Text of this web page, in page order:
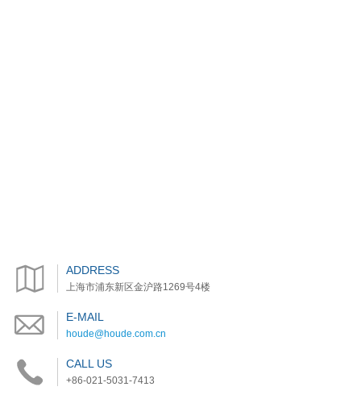
ADDRESS
上海市浦东新区金沪路1269号4楼
E-MAIL
houde@houde.com.cn
CALL US
+86-021-5031-7413